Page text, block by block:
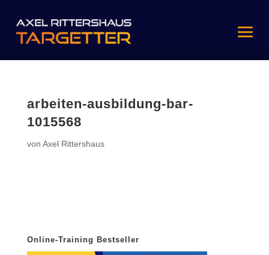
arbeiten-ausbildung-bar-
1015568
von Axel Rittershaus
Online-Training Bestseller